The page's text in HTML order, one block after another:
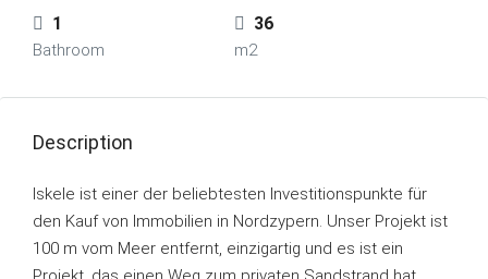
1
Bathroom
36
m2
Description
Iskele ist einer der beliebtesten Investitionspunkte für
den Kauf von Immobilien in Nordzypern. Unser Projekt ist
100 m vom Meer entfernt, einzigartig und es ist ein